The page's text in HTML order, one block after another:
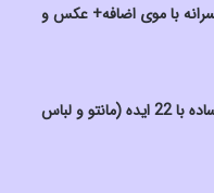
با موی اضافه+ عکس و
تزیین لباس مشکی ساده با 22 ایده (مانتو و لباس